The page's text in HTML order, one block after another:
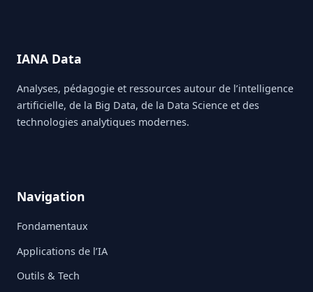
IANA Data
Analyses, pédagogie et ressources autour de l’intelligence
artificielle, de la Big Data, de la Data Science et des
technologies analytiques modernes.
Navigation
Fondamentaux
Applications de l’IA
Outils & Tech